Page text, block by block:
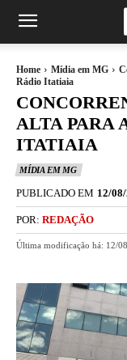
Home Mídia em MG
Rádio Itatiaia
ALTA PARA
ITATIAIA
MÍDIA EM MG
PUBLICADO EM 12/
POR: REDAÇÃO
Última modificação há: 12/